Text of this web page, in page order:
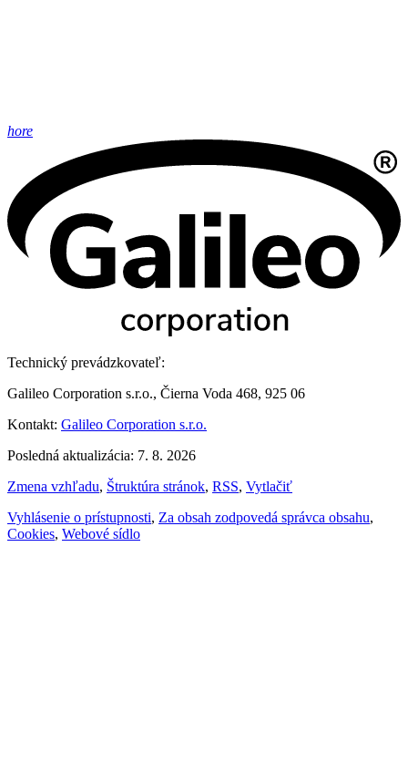
hore
Technický prevádzkovateľ:
Galileo Corporation s.r.o., Čierna Voda 468, 925 06
Kontakt: Galileo Corporation s.r.o.
Posledná aktualizácia: 7. 8. 2026
Zmena vzhľadu, Štruktúra stránok, RSS, Vytlačiť
Vyhlásenie o prístupnosti, Za obsah zodpovedá správca obsahu,
Cookies, Webové sídlo